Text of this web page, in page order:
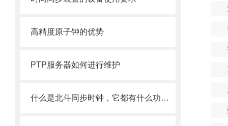
高精度原子钟的优势
PTP服务器如何进行维护
什么是北斗同步时钟，它都有什么功能？